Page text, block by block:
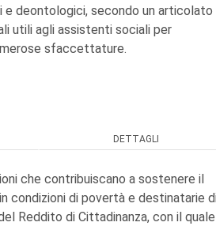
e deontologici, secondo un articolato
utili agli assistenti sociali per
sfaccettature.
DETTAGLI
che contribuiscano a sostenere il
condizioni di povertà e destinatarie
Reddito di Cittadinanza, con il